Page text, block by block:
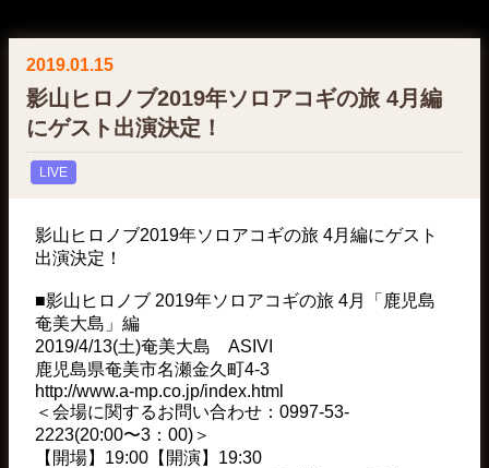
2019.01.15
影山ヒロノブ2019年ソロアコギの旅 4月編
にゲスト出演決定！
LIVE
影山ヒロノブ2019年ソロアコギの旅 4月編にゲスト
出演決定！
■影山ヒロノブ 2019年ソロアコギの旅 4月「鹿児島
奄美大島」編
2019/4/13(土)奄美大島 ASIVI
鹿児島県奄美市名瀬金久町4-3
http://www.a-mp.co.jp/index.html
＜会場に関するお問い合わせ：0997-53-
2223(20:00〜3：00)＞
【開場】19:00【開演】19:30